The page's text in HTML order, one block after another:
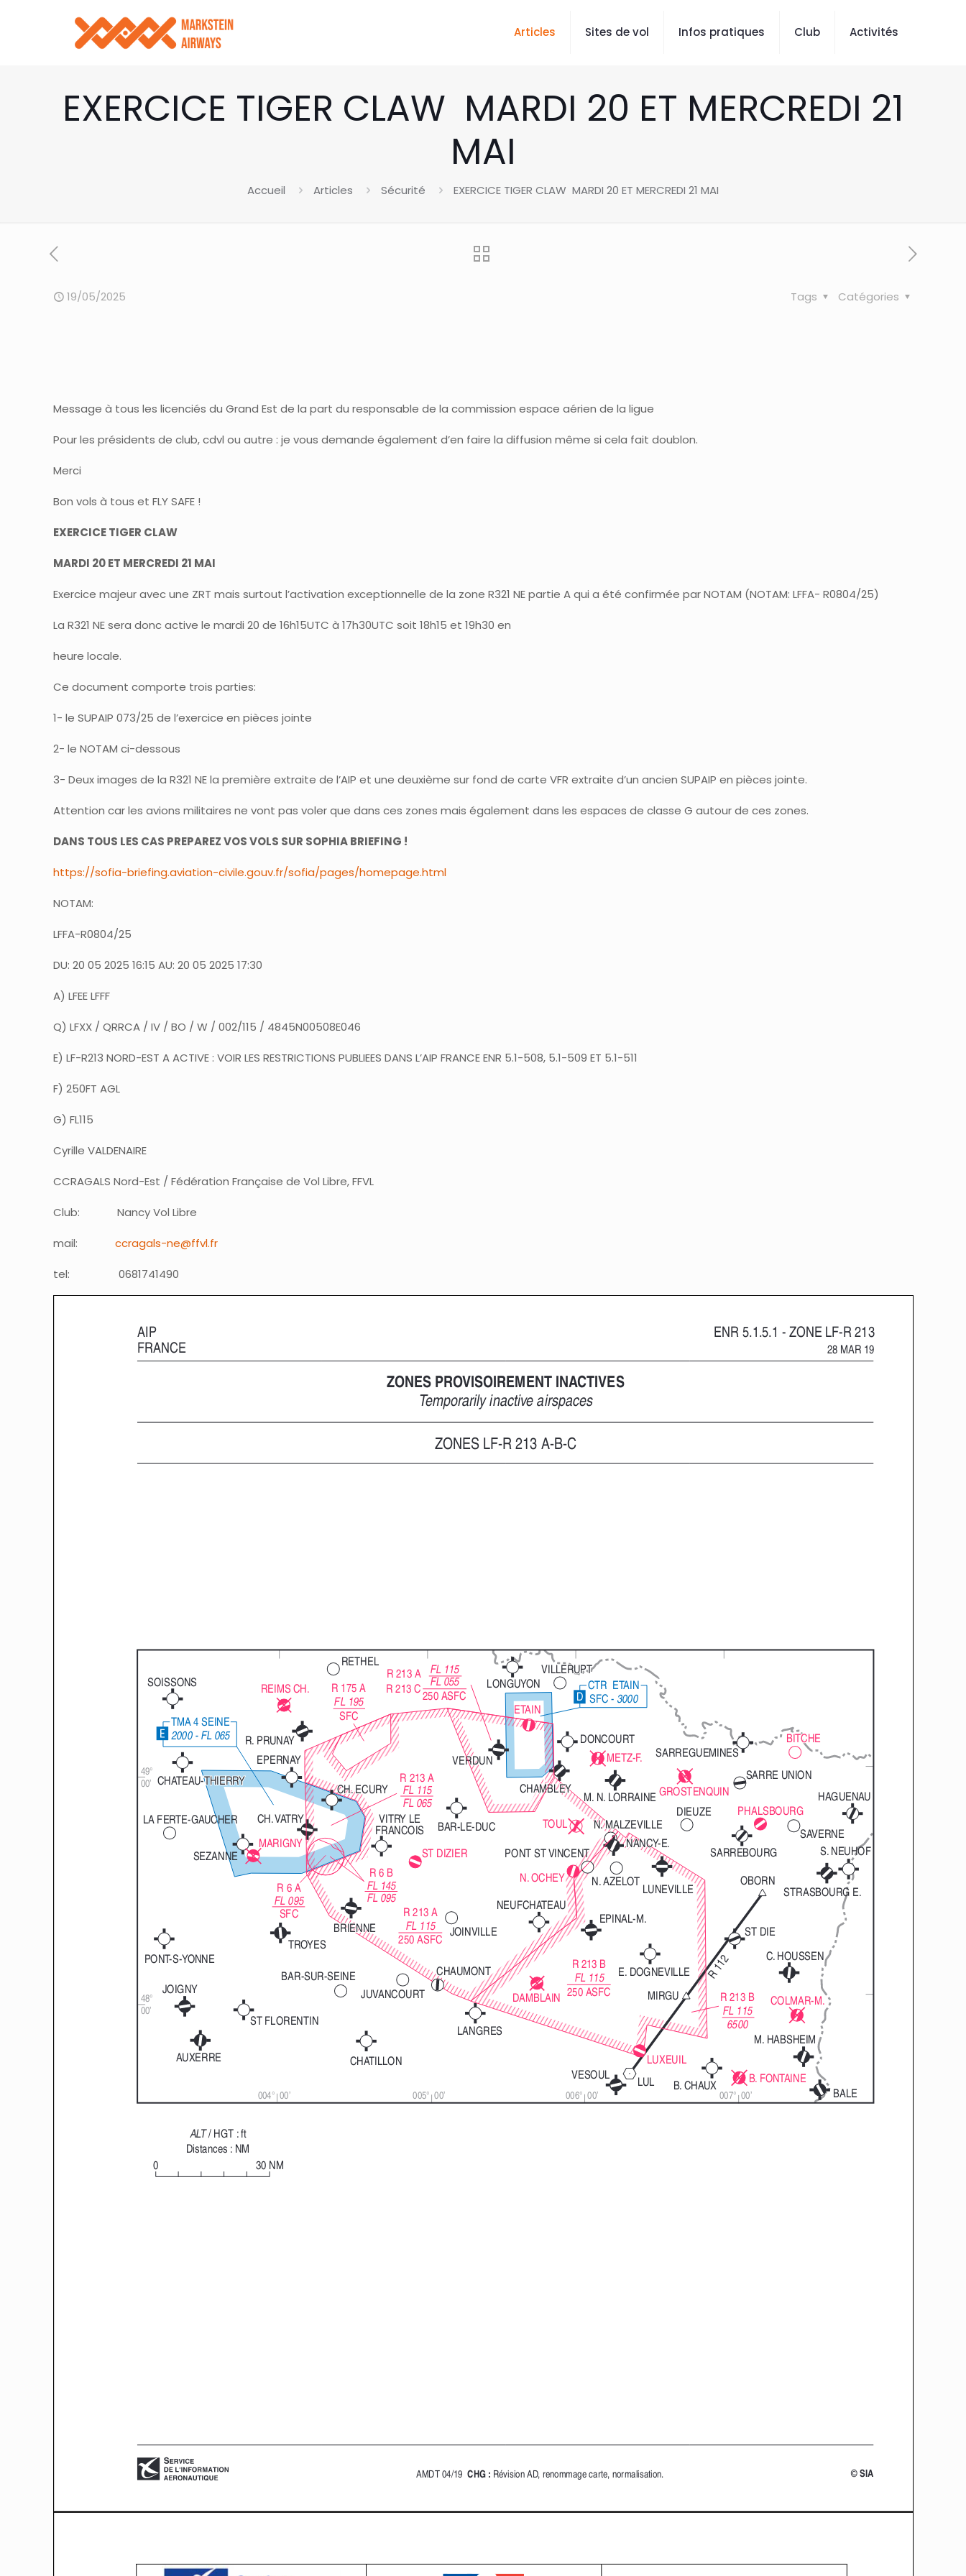
Articles Sites de vol Infos pratiques Club Activités
EXERCICE TIGER CLAW MARDI 20 ET MERCREDI 21
MAI
Accueil Articles Sécurité EXERCICE TIGER CLAW MARDI 20 ET MERCREDI 21 MAI
19/05/2025 Catégories
Tags
Message à tous les licenciés du Grand Est de la part du responsable de la commission espace aérien de la ligue
Pour les présidents de club, cdvl ou autre : je vous demande également d’en faire la diffusion même si cela fait doublon.
Merci
Bon vols à tous et FLY SAFE !
EXERCICE TIGER CLAW
MARDI 20 ET MERCREDI 21 MAI
Exercice majeur avec une ZRT mais surtout l’activation exceptionnelle de la zone R321 NE partie A qui a été confirmée par NOTAM (NOTAM: LFFA- R0804/25)
La R321 NE sera donc active le mardi 20 de 16h15UTC à 17h30UTC soit 18h15 et 19h30 en
heure locale.
Ce document comporte trois parties:
1- le SUPAIP 073/25 de l’exercice en pièces jointe
2- le NOTAM ci-dessous
3- Deux images de la R321 NE la première extraite de l’AIP et une deuxième sur fond de carte VFR extraite d’un ancien SUPAIP en pièces jointe.
Attention car les avions militaires ne vont pas voler que dans ces zones mais également dans les espaces de classe G autour de ces zones.
DANS TOUS LES CAS PREPAREZ VOS VOLS SUR SOPHIA BRIEFING !
https://sofia-briefing.aviation-civile.gouv.fr/sofia/pages/homepage.html
NOTAM:
LFFA-R0804/25
DU: 20 05 2025 16:15 AU: 20 05 2025 17:30
A) LFEE LFFF
Q) LFXX / QRRCA / IV / BO / W / 002/115 / 4845N00508E046
E) LF-R213 NORD-EST A ACTIVE : VOIR LES RESTRICTIONS PUBLIEES DANS L’AIP FRANCE ENR 5.1-508, 5.1-509 ET 5.1-511
F) 250FT AGL
G) FL115
Cyrille VALDENAIRE
CCRAGALS Nord-Est / Fédération Française de Vol Libre, FFVL
Club: Nancy Vol Libre
mail:ccragals-ne@ffvl.fr
tel: 0681741490